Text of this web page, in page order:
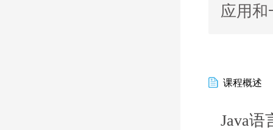
应用和
课程概述
Java语